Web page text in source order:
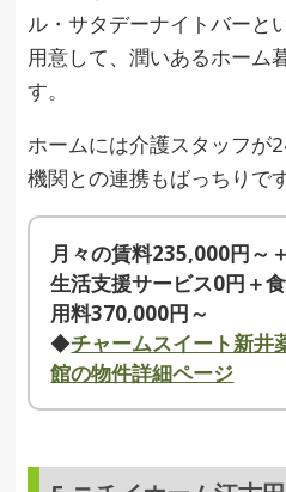
ル・サタデーナイトバーと
用意して、潤いあるホーム
す。
ホームには介護スタッフが
機関との連携もばっちりです
月々の賃料235,000円～
生活支援サービス0円＋
用料370,000円～
◆チャームスイート新井
館の物件詳細ページ